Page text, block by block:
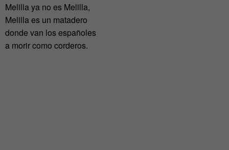
Melilla ya no es Melilla,
Melilla es un matadero
donde van los españoles
a morir como corderos.